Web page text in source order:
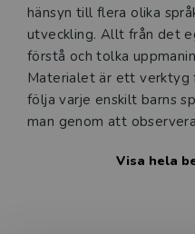
hänsyn till flera olika
utveckling. Allt från det
förstå och tolka
Materialet är ett verktyg
följa varje enskilt barns
man genom att
får man vägledning och
Visa hela